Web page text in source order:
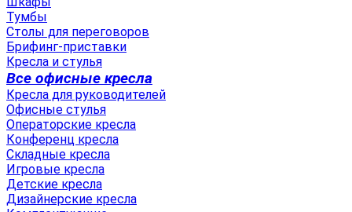
Тумбы
Столы для переговоров
Брифинг-приставки
Кресла и стулья
Все офисные кресла
Кресла для руководителей
Офисные стулья
Операторские кресла
Конференц кресла
Складные кресла
Игровые кресла
Детские кресла
Дизайнерские кресла